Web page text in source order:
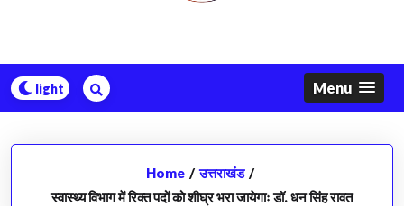
Menu
Home / उत्तराखंड /
स्वास्थ्य विभाग में रिक्त पदों को शीघ्र भरा जायेगाः डॉ. धन सिंह रावत